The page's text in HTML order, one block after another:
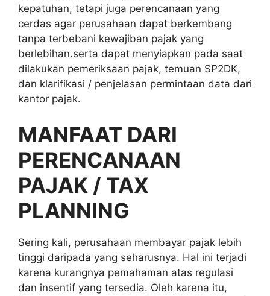
kepatuhan, tetapi juga perencanaan yang
cerdas agar perusahaan dapat berkembang
tanpa terbebani kewajiban pajak yang
berlebihan.serta dapat menyiapkan pada saat
dilakukan pemeriksaan pajak, temuan SP2DK,
dan klarifikasi / penjelasan permintaan data dari
kantor pajak.
MANFAAT DARI
PERENCANAAN
PAJAK / TAX
PLANNING
Sering kali, perusahaan membayar pajak lebih
tinggi daripada yang seharusnya. Hal ini terjadi
karena kurangnya pemahaman atas regulasi
dan insentif yang tersedia. Oleh karena itu,